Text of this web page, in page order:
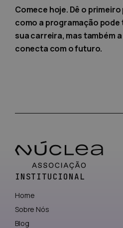
Comece hoje. Dê o
como a programação
sua carreira, mas também
conecta com o futuro.
INSTITUCIONAL
Home
Sobre Nós
Blog